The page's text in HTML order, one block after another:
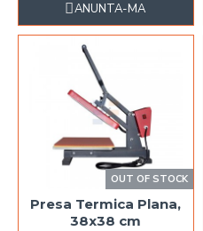
ANUNTA-MA
OUT OF STOCK
Presa Termica Plana,
38x38 cm